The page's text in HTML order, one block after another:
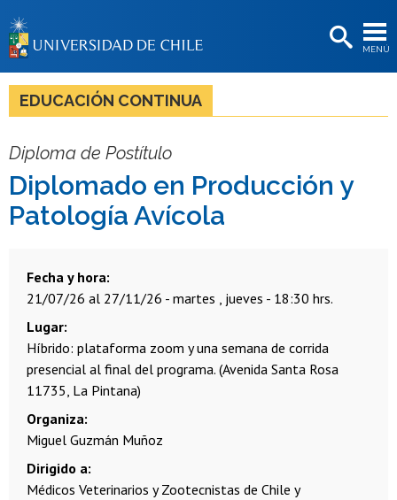
MENÚ
BIBLIOTECAS
LA UNIVERSIDAD
Estudiantes
Académicas/os
EDUCACIÓN CONTINUA
Diploma de Postítulo
Diplomado en Producción y
Patología Avícola
Fecha y hora
21/07/26 al 27/11/26 - martes , jueves - 18:30 hrs.
Lugar
Híbrido: plataforma zoom y una semana de corrida
presencial al final del programa. (Avenida Santa Rosa
11735, La Pintana)
Organiza
Miguel Guzmán Muñoz
Dirigido a
Médicos Veterinarios y Zootecnistas de Chile y